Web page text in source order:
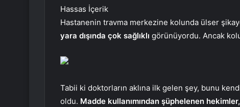
Hassas İçerik
Hastanenin travma merkezine kolunda ülser
yara dışında çok sağlıklı görünüyordu. Ancak
Tabii ki doktorların aklına ilk gelen şey, bunu
oldu. Madde kullanımından şüphelenen hekimler,